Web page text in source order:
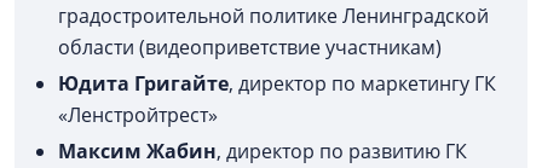
градостроительной политике Ленинградской
области (видеоприветствие участникам)
Юдита Григайте, директор по маркетингу ГК
«Ленстройтрест»
Максим Жабин, директор по развитию ГК